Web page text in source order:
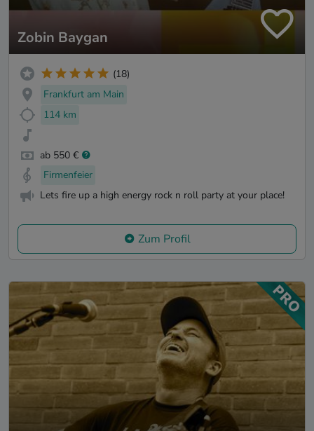
Zobin Baygan
(18)
Frankfurt am Main
114 km
ab 550 €
Firmenfeier
Lets fire up a high energy rock n roll party at your place!
Zum Profil